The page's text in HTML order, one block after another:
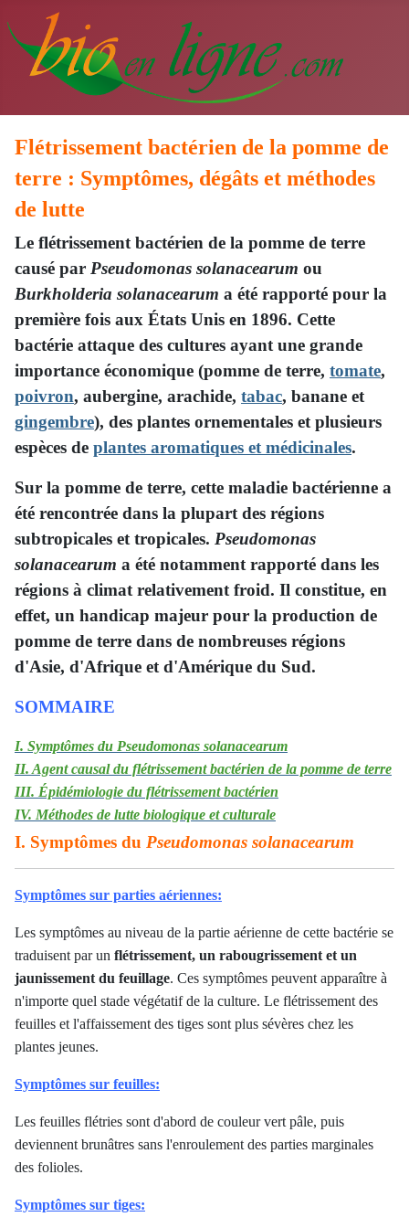
Flétrissement bactérien de la pomme de
terre : Symptômes, dégâts et méthodes
de lutte
Le flétrissement bactérien de la pomme de terre
causé par Pseudomonas solanacearum ou
Burkholderia solanacearum a été rapporté pour la
première fois aux États Unis en 1896. Cette
bactérie attaque des cultures ayant une grande
importance économique (pomme de terre, tomate,
poivron, aubergine, arachide, tabac, banane et
gingembre), des plantes ornementales et plusieurs
espèces de plantes aromatiques et médicinales.
Sur la pomme de terre, cette maladie bactérienne a
été rencontrée dans la plupart des régions
subtropicales et tropicales. Pseudomonas
solanacearum a été notamment rapporté dans les
régions à climat relativement froid. Il constitue, en
effet, un handicap majeur pour la production de
pomme de terre dans de nombreuses régions
d'Asie, d'Afrique et d'Amérique du Sud.
SOMMAIRE
I. Symptômes du Pseudomonas solanacearum
II. Agent causal du flétrissement bactérien de la pomme de terre
III. Épidémiologie du flétrissement bactérien
IV. Méthodes de lutte biologique et culturale
I. Symptômes du Pseudomonas solanacearum
Symptômes sur parties aériennes:
Les symptômes au niveau de la partie aérienne de cette bactérie se
traduisent par un flétrissement, un rabougrissement et un
jaunissement du feuillage. Ces symptômes peuvent apparaître à
n'importe quel stade végétatif de la culture. Le flétrissement des
feuilles et l'affaissement des tiges sont plus sévères chez les
plantes jeunes.
Symptômes sur feuilles:
Les feuilles flétries sont d'abord de couleur vert pâle, puis
deviennent brunâtres sans l'enroulement des parties marginales
des folioles.
Symptômes sur tiges: